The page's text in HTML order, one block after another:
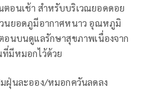
อนเช้า สำหรับบริเวณยอดดอย
นยอดภูมีอากาศหนาว อุณหภูมิ
อนบนดูแลรักษาสุขภาพเนื่องจาก
ที่มีหมอกไว้ด้วย
ฝุ่นละออง/หมอกควันลดลง